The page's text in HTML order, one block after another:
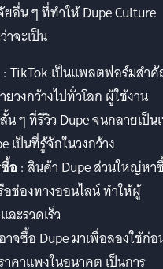
อื่น ๆ ที่ทำให้ Dupe Culture
าจะเป็น
: TikTok เป็นแพลตฟอร์มสำ
วงกว้างไปทั่วโลก ผู้ใช้งาน
ๆ ที่รีวิว Dupe จนกลายเป็น
เป็นที่รู้จักในวงกว้าง
อ : สินค้า Dupe ส่วนใหญ่หา
ช่องทางออนไลน์ ทำให้ผู้
ะรวดเร็ว
าจซื้อ Dupe มาเพื่อลองใช้ก่อ
คาแพงในอนาคต เป็นการ